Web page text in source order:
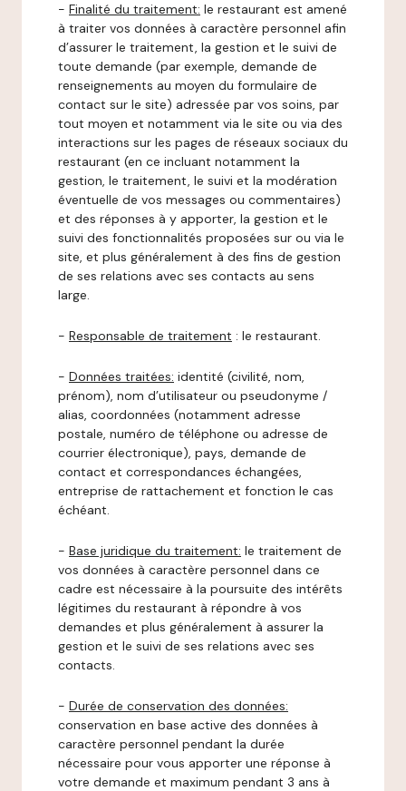
- Finalité du traitement: le restaurant est amené
à traiter vos données à caractère personnel afin
d’assurer le traitement, la gestion et le suivi de
toute demande (par exemple, demande de
renseignements au moyen du formulaire de
contact sur le site) adressée par vos soins, par
tout moyen et notamment via le site ou via des
interactions sur les pages de réseaux sociaux du
restaurant (en ce incluant notamment la
gestion, le traitement, le suivi et la modération
éventuelle de vos messages ou commentaires)
et des réponses à y apporter, la gestion et le
suivi des fonctionnalités proposées sur ou via le
site, et plus généralement à des fins de gestion
de ses relations avec ses contacts au sens
large.
- Responsable de traitement : le restaurant.
- Données traitées: identité (civilité, nom,
prénom), nom d’utilisateur ou pseudonyme /
alias, coordonnées (notamment adresse
postale, numéro de téléphone ou adresse de
courrier électronique), pays, demande de
contact et correspondances échangées,
entreprise de rattachement et fonction le cas
échéant.
- Base juridique du traitement: le traitement de
vos données à caractère personnel dans ce
cadre est nécessaire à la poursuite des intérêts
légitimes du restaurant à répondre à vos
demandes et plus généralement à assurer la
gestion et le suivi de ses relations avec ses
contacts.
- Durée de conservation des données:
conservation en base active des données à
caractère personnel pendant la durée
nécessaire pour vous apporter une réponse à
votre demande et maximum pendant 3 ans à